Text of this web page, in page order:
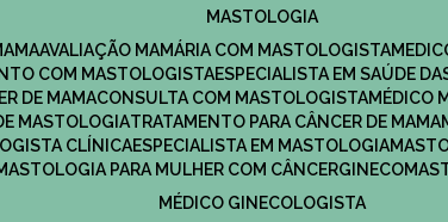
MASTOLOGIA
AVALIAÇÃO MAMÁRIA COM MASTOLOGISTA
COM MASTOLOGISTA ESPECIALISTA EM SAÚDE
DE MAMA
CONSULTA COM MASTOLOGISTA
MASTOLOGIA TRATAMENTO PARA CÂNCER DE MAMA
CLÍNICA ESPECIALISTA EM MASTOLOGIA
MASTOLOGIA PARA MULHER COM CÂNCER
MÉDICO GINECOLOGISTA